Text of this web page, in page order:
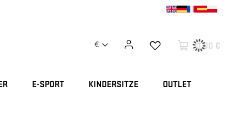
€ 0,00 €
E-SPORT KINDERSITZE OUTLET